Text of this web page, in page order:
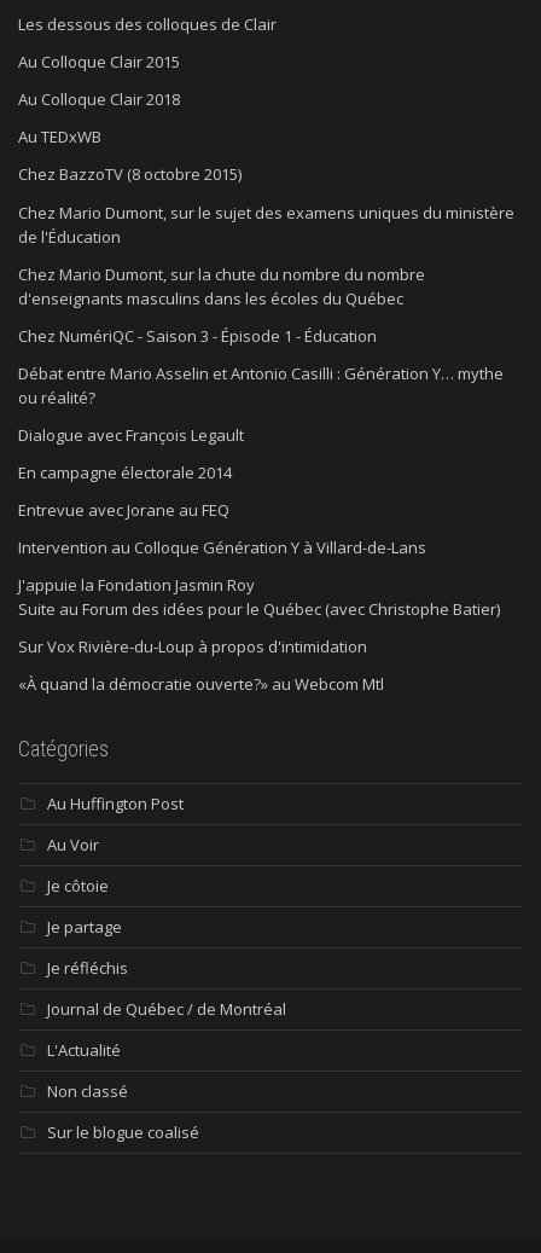
Les dessous des colloques de Clair
Au Colloque Clair 2015
Au Colloque Clair 2018
Au TEDxWB
Chez BazzoTV (8 octobre 2015)
Chez Mario Dumont, sur le sujet des examens uniques du ministère
de l'Éducation
Chez Mario Dumont, sur la chute du nombre du nombre
d'enseignants masculins dans les écoles du Québec
Chez NumériQC - Saison 3 - Épisode 1 - Éducation
Débat entre Mario Asselin et Antonio Casilli : Génération Y… mythe
ou réalité?
Dialogue avec François Legault
En campagne électorale 2014
Entrevue avec Jorane au FEQ
Intervention au Colloque Génération Y à Villard-de-Lans
J'appuie la Fondation Jasmin Roy
Suite au Forum des idées pour le Québec (avec Christophe Batier)
Sur Vox Rivière-du-Loup à propos d'intimidation
«À quand la démocratie ouverte?» au Webcom Mtl
Catégories
Au Huffington Post
Au Voir
Je côtoie
Je partage
Je réfléchis
Journal de Québec / de Montréal
L'Actualité
Non classé
Sur le blogue coalisé